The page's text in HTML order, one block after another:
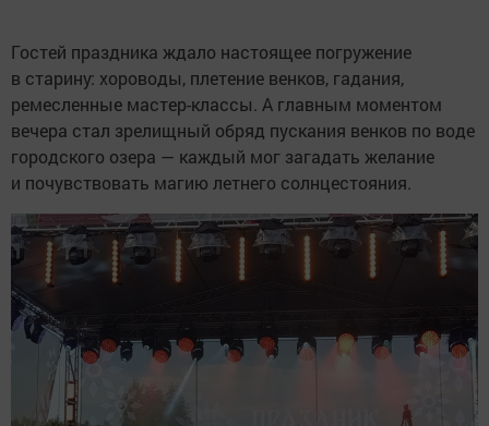
Гостей праздника ждало настоящее погружение
в старину: хороводы, плетение венков, гадания,
ремесленные мастер-классы. А главным моментом
вечера стал зрелищный обряд пускания венков по воде
городского озера — каждый мог загадать желание
и почувствовать магию летнего солнцестояния.